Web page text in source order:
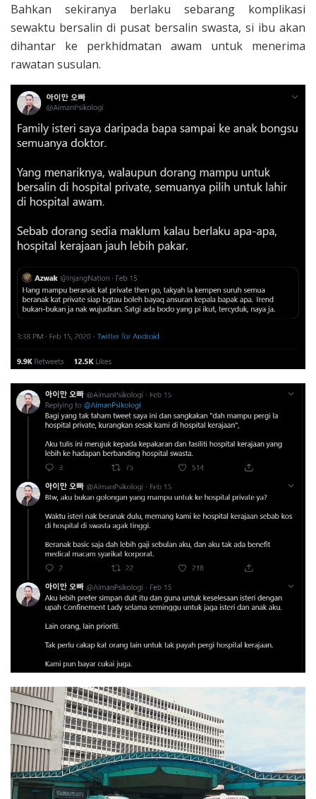
Bahkan sekiranya berlaku sebarang komplikasi
sewaktu bersalin di pusat bersalin swasta, si ibu akan
dihantar ke perkhidmatan awam untuk menerima
rawatan susulan.